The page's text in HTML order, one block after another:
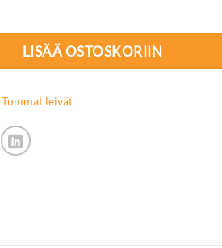
LISÄÄ OSTOSKORIIN
Tummat leivät